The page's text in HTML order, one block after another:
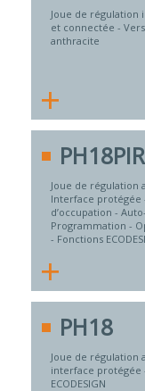
Joue de régulation
et connectée -
anthracite
+
PH18PIR
Joue de régulation
Interface protégée
d’occupation - Auto-
Programmation -
- Fonctions
+
PH18
Joue de régulation
interface protégée
ECODESIGN